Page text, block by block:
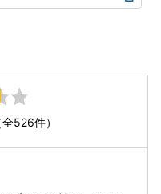
全526件）